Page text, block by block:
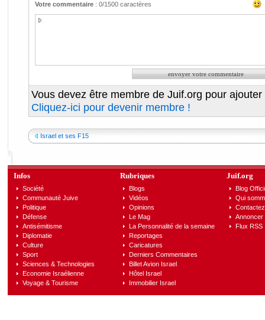
Votre commentaire: 0/1500 caractères
Vous devez être membre de Juif.org pour
Cliquez-ici pour devenir membre !
Israel et ses F15
Infos
Société
Communauté Juive
Politique
Défense
Antisémitisme
Diplomatie
Culture
Sport
Sciences & Technologies
Economie Israélienne
Voyage & Tourisme
Rubriques
Blogs
Vidéos
Opinions
Le Mag
La Personnalité de la semaine
Reportages
Caricatures
Derniers Commentaires
Billet Avion Israel
Hôtel Israel
Immobilier Israel
Juif.org
Blog
Qui
Annoncer
Flux RSS